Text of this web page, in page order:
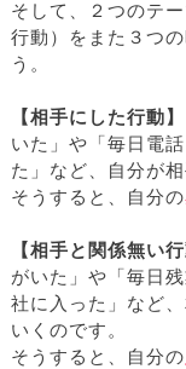
そして、２つのテ
行動）をまた３つ
う。
【相手にした行動】
いた」や「毎日電
た」など、自分が
そうすると、自分の
【相手と関係無い行
がいた」や「毎日
社に入った」など
いくのです。
そうすると、自分の